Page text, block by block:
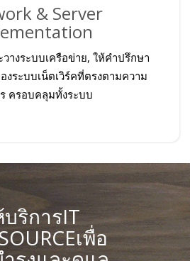
& Server
างระบบเครือข่าย, ให้คำปรึกษา
ระบบเน็ตเวิร์คที่ตรงตามความ
ครอบคลุมทั้งระบบ
ริการIT
เพื่อ